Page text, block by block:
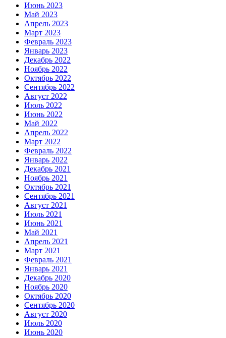
Июнь 2023
Май 2023
Апрель 2023
Март 2023
Февраль 2023
Январь 2023
Декабрь 2022
Ноябрь 2022
Октябрь 2022
Сентябрь 2022
Август 2022
Июль 2022
Июнь 2022
Май 2022
Апрель 2022
Март 2022
Февраль 2022
Январь 2022
Декабрь 2021
Ноябрь 2021
Октябрь 2021
Сентябрь 2021
Август 2021
Июль 2021
Июнь 2021
Май 2021
Апрель 2021
Март 2021
Февраль 2021
Январь 2021
Декабрь 2020
Ноябрь 2020
Октябрь 2020
Сентябрь 2020
Август 2020
Июль 2020
Июнь 2020